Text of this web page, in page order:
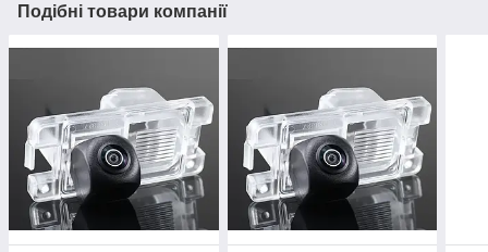
Подібні товари компанії